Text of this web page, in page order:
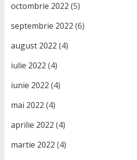
octombrie 2022 (5)
septembrie 2022 (6)
august 2022 (4)
iulie 2022 (4)
iunie 2022 (4)
mai 2022 (4)
aprilie 2022 (4)
martie 2022 (4)